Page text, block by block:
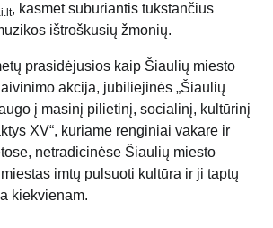
, kasmet suburiantis tūkstančius
ištroškusių žmonių.
prasidėjusios kaip Šiaulių miesto
akcija, jubiliejinės „Šiaulių
į masinį pilietinį, socialinį, kultūrinį
XV“, kuriame renginiai vakare ir
netradicinėse Šiaulių miesto
imtų pulsuoti kultūra ir ji taptų
kiekvienam.